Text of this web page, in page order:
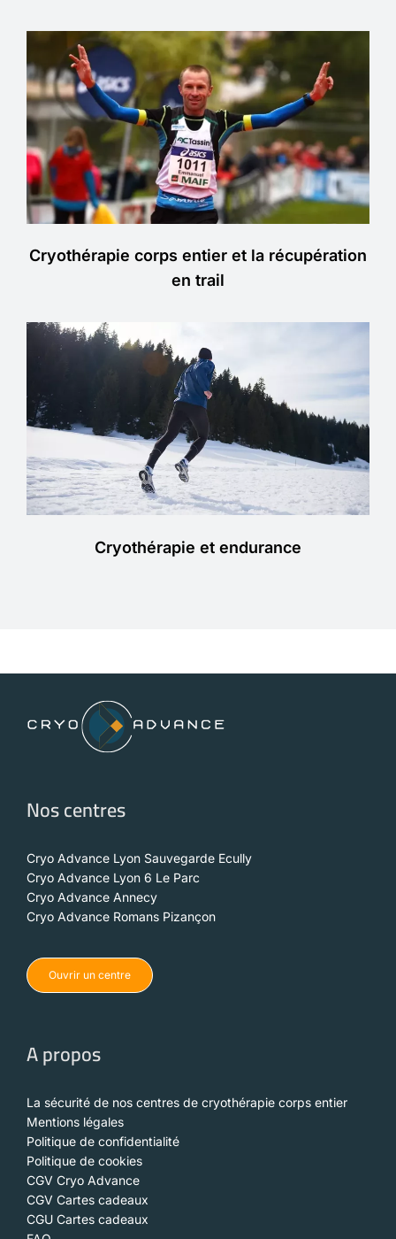
Cryothérapie corps entier et la récupération
en trail
Cryothérapie et endurance
Nos centres
Cryo Advance Lyon Sauvegarde Ecully
Cryo Advance Lyon 6 Le Parc
Cryo Advance Annecy
Cryo Advance Romans Pizançon
Ouvrir un centre
A propos
La sécurité de nos centres de cryothérapie corps entier
Mentions légales
Politique de confidentialité
Politique de cookies
CGV Cryo Advance
CGV Cartes cadeaux
CGU Cartes cadeaux